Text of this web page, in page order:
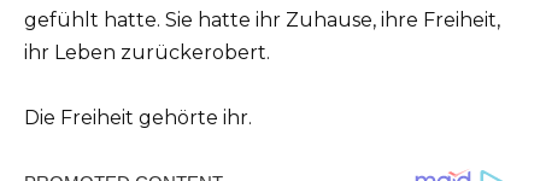
gefühlt hatte. Sie hatte ihr Zuhause, ihre Freiheit,
ihr Leben zurückerobert.
Die Freiheit gehörte ihr.